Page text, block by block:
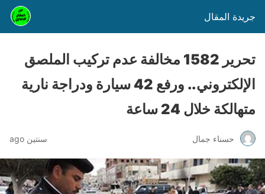
جريدة المقال
تحرير 1582 مخالفة عدم تركيب الملصق
الإلكتروني.. ورفع 42 سيارة ودراجة نارية
متهالكة خلال 24 ساعة
حسناء جمال سنتين ago